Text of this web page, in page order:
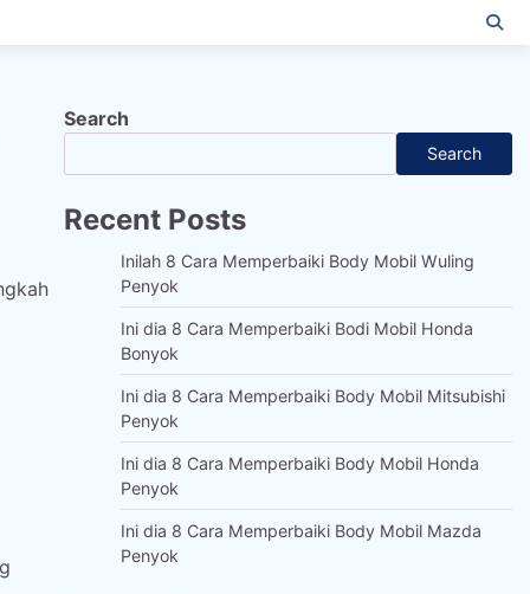
Search
Search
Recent Posts
Inilah 8 Cara Memperbaiki Body Mobil Wuling
Penyok
Ini dia 8 Cara Memperbaiki Bodi Mobil Honda
Bonyok
Ini dia 8 Cara Memperbaiki Body Mobil Mitsubishi
Penyok
Ini dia 8 Cara Memperbaiki Body Mobil Honda
Penyok
Ini dia 8 Cara Memperbaiki Body Mobil Mazda
Penyok